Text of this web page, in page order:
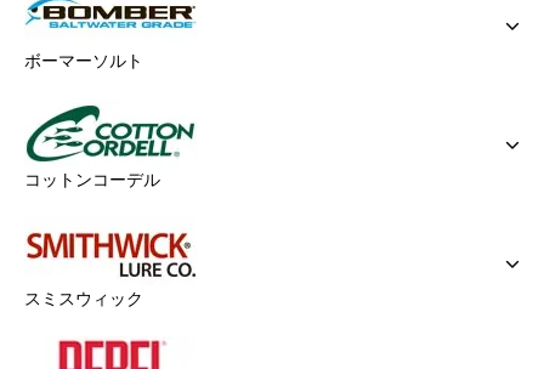
ボーマーソルト
コットンコーデル
スミスウィック